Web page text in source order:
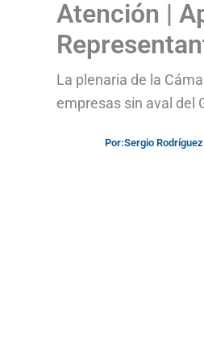
Atención |
La plenaria de la
empresas sin aval del
Por:Sergio